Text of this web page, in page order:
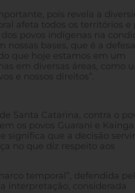
pois revela a
afeta todos os territórios e
povos indígenas na
bases, que é a
que hoje estamos em um
em diversas áreas, como
e nossos direitos”.
Santa Catarina, contra o
os povos Guarani e
significa que a decisão
no que diz respeito aos
temporal”, defendida
interpretação, considerada